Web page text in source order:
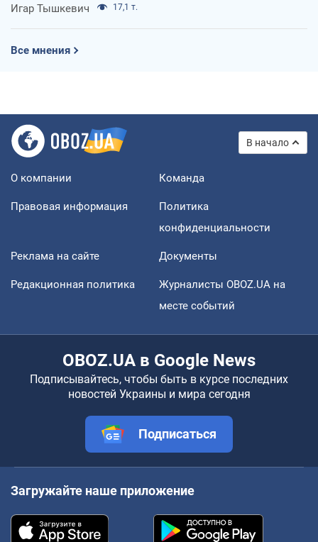
Игар Тышкевич 17,1 т.
Все мнения
В начало
О компании Команда
Правовая информация
Политика
конфиденциальности
Реклама на сайте Документы
Редакционная политика
Журналисты OBOZ.UA на
месте событий
OBOZ.UA в Google News
Подписывайтесь, чтобы быть в курсе последних
новостей Украины и мира сегодня
Подписаться
Загружайте наше приложение